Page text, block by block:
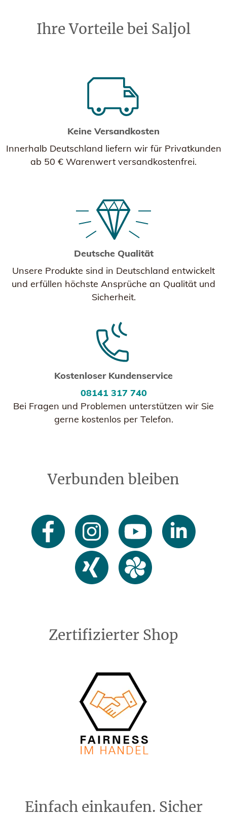
Ihre Vorteile bei Saljol
Keine Versandkosten
Innerhalb Deutschland liefern wir für Privatkunden
ab 50 € Warenwert versandkostenfrei.
Deutsche Qualität
Unsere Produkte sind in Deutschland entwickelt
und erfüllen höchste Ansprüche an Qualität und
Sicherheit.
Kostenloser Kundenservice
08141 317 740
Bei Fragen und Problemen unterstützen wir Sie
gerne kostenlos per Telefon.
Verbunden bleiben
Zertifizierter Shop
Einfach einkaufen. Sicher